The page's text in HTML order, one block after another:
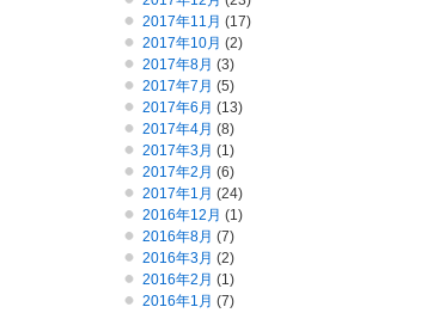
2017年11月 (17)
2017年10月 (2)
2017年8月 (3)
2017年7月 (5)
2017年6月 (13)
2017年4月 (8)
2017年3月 (1)
2017年2月 (6)
2017年1月 (24)
2016年12月 (1)
2016年8月 (7)
2016年3月 (2)
2016年2月 (1)
2016年1月 (7)